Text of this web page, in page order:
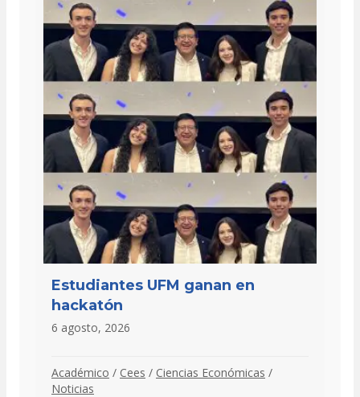
Estudiantes UFM ganan en
hackatón
6 agosto, 2026
Académico / Cees / Ciencias Económicas /
Noticias